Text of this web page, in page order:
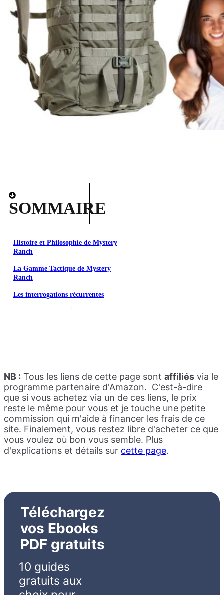
SOMMAIRE
Histoire et Philosophie de Mystery
Ranch
La Gamme Tactique de Mystery
Ranch
Les interrogations récurrentes
NB : Tous les liens de cette page sont affiliés via le
programme partenaire d'Amazon. C'est-à-dire
que si vous achetez via un de ces liens, le prix
reste le même pour vous et je touche une petite
commission qui m'aide à financer les frais de ce
site. Finalement, vous restez libre d'acheter ce que
vous voulez où bon vous semble. Plus
d'explications et détails sur cette page.
Téléchargez
vos Ebooks
PDF gratuits
10 guides
gratuits aux